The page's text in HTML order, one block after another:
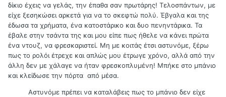
δίκιο έχεις να γελάς, την έπαθα σαν πρωτάρης! Τελοσπάντων, με
είχε ξεσηκώσει αρκετά για να το σκεφτώ πολύ. Έβγαλα και της
έδωσα τα χρήματα, ένα κατοστάρικο και δυο πενηντάρικα. Τα
έβαλε στην τσάντα της και μου είπε πως ήθελε να κάνει πρώτα
ένα ντουζ, να φρεσκαριστεί. Μη με κοιτάς έτσι αστυνόμε, ξέρω
πως το ρολόι έτρεχε και απλώς μου έτρωγε χρόνο, αλλά από την
άλλη δεν με χάλαγε να ήταν φρεσκοπλυμένη! Μπήκε στο μπάνιο
και κλείδωσε την πόρτα από μέσα.
Αστυνόμε πρέπει να καταλάβεις πως το μπάνιο δεν είχε